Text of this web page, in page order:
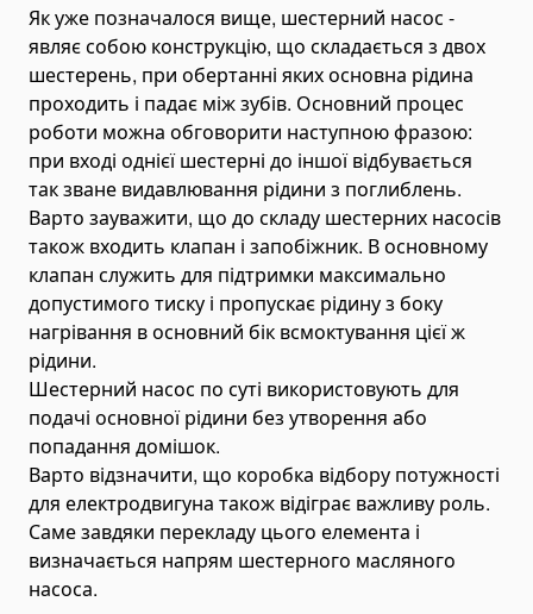
Автоцистерни для води
Автокрани і маніпулятори
Маніпулятори
Складні крани
Гідравлічні маніпулятори
Телескопічні маніпулятори
Автокрани
Міні-крани
Навантажувачі
Фронтальні навантажувачі
Складські навантажувачі
Навантажувачі для піддонів
Міні-навантажувачі
Телескопічні навантажувачі
Вилкові навантажувачі
Евакуатори і автовози
Пожежна техніка
Як уже позначалося вище, шестерний насос -
являє собою конструкцію, що складається з двох
шестерень, при обертанні яких основна рідина
проходить і падає між зубів. Основний процес
роботи можна обговорити наступною фразою:
при вході однієї шестерні до іншої відбувається
так зване видавлювання рідини з поглиблень.
Варто зауважити, що до складу шестерних насосів
також входить клапан і запобіжник. В основному
клапан служить для підтримки максимально
допустимого тиску і пропускає рідину з боку
нагрівання в основний бік всмоктування цієї ж
рідини.
Шестерний насос по суті використовують для
подачі основної рідини без утворення або
попадання домішок.
Варто відзначити, що коробка відбору потужності
для електродвигуна також відіграє важливу роль.
Саме завдяки перекладу цього елемента і
визначається напрям шестерного масляного
насоса.